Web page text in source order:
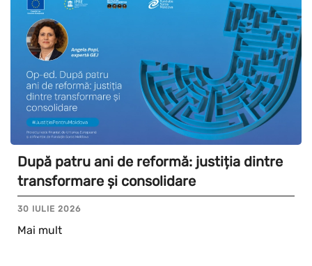
După patru ani de reformă: justiția dintre
transformare și consolidare
30 IULIE 2026
Mai mult